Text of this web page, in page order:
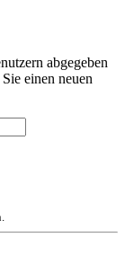
abgegeben
einen neuen